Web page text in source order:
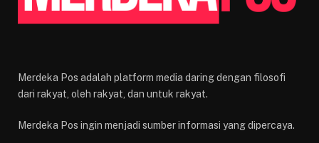
Merdeka Pos adalah platform media daring dengan filosofi
dari rakyat, oleh rakyat, dan untuk rakyat.
Merdeka Pos ingin menjadi sumber informasi yang dipercaya.